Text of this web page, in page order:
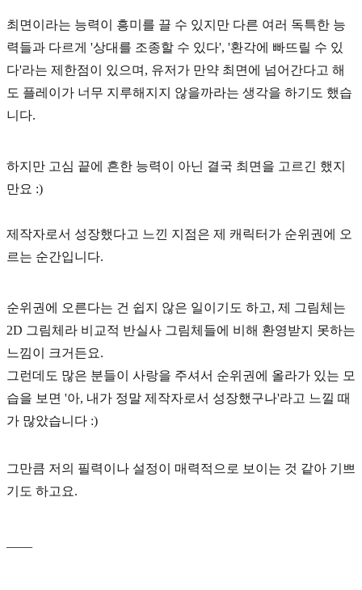
최면이라는 능력이 흥미를 끌 수 있지만 다른 여러 독특한 능
력들과 다르게 '상대를 조종할 수 있다', '환각에 빠뜨릴 수 있
다'라는 제한점이 있으며, 유저가 만약 최면에 넘어간다고 해
도 플레이가 너무 지루해지지 않을까라는 생각을 하기도 했습
니다.
하지만 고심 끝에 흔한 능력이 아닌 결국 최면을 고르긴 했지
만요 :)
제작자로서 성장했다고 느낀 지점은 제 캐릭터가 순위권에 오
르는 순간입니다.
순위권에 오른다는 건 쉽지 않은 일이기도 하고, 제 그림체는
2D 그림체라 비교적 반실사 그림체들에 비해 환영받지 못하는
느낌이 크거든요.
그런데도 많은 분들이 사랑을 주셔서 순위권에 올라가 있는 모
습을 보면 '아, 내가 정말 제작자로서 성장했구나'라고 느낄 때
가 많았습니다 :)
그만큼 저의 필력이나 설정이 매력적으로 보이는 것 같아 기쁘
기도 하고요.